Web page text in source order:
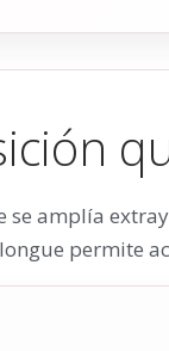
amplía
permite